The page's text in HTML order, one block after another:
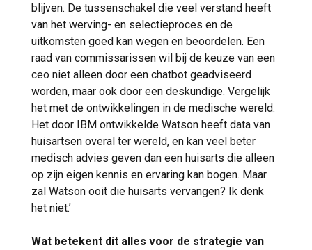
blijven. De tussenschakel die veel verstand heeft
van het werving- en selectieproces en de
uitkomsten goed kan wegen en beoordelen. Een
raad van commissarissen wil bij de keuze van een
ceo niet alleen door een chatbot geadviseerd
worden, maar ook door een deskundige. Vergelijk
het met de ontwikkelingen in de medische wereld.
Het door IBM ontwikkelde Watson heeft data van
huisartsen overal ter wereld, en kan veel beter
medisch advies geven dan een huisarts die alleen
op zijn eigen kennis en ervaring kan bogen. Maar
zal Watson ooit die huisarts vervangen? Ik denk
het niet.’
Wat betekent dit alles voor de strategie van